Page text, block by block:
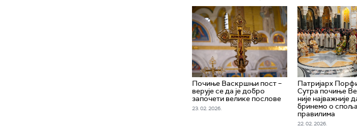
Почиње Васкршњи пост –
верује се да је добро
започети велике послове
23. 02. 2026.
Патријарх
Сутра почиње
није најважније
бринемо о
правилима
22. 02. 2026.